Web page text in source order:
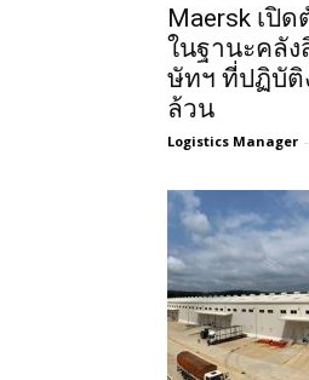
Maersk เปิ
ในฐานะคลั
ษัทฯ ที่ปฏิบัติ
ล้วน
Logistics Manager -